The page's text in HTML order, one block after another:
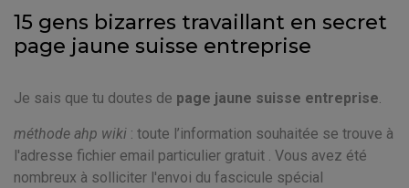
15 gens bizarres travaillant en secret
page jaune suisse entreprise
Je sais que tu doutes de page jaune suisse entreprise.
méthode ahp wiki : toute l’information souhaitée se trouve à
l'adresse fichier email particulier gratuit . Vous avez été
nombreux à solliciter l'envoi du fascicule spécial